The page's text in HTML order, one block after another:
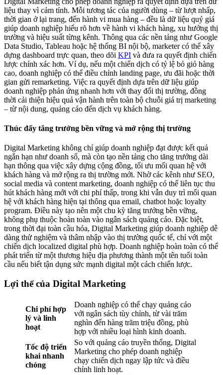
liệu thay vì cảm tính. Mỗi tương tác của người dùng – từ lượt nhấp,
thời gian ở lại trang, đến hành vi mua hàng – đều là dữ liệu quý giá
giúp doanh nghiệp hiểu rõ hơn về hành vi khách hàng, xu hướng thị
trường và hiệu suất từng kênh. Thông qua các nền tảng như Google
Data Studio, Tableau hoặc hệ thống BI nội bộ, marketer có thể xây
dựng dashboard trực quan, theo dõi KPI và đưa ra quyết định chiến
lược chính xác hơn. Ví dụ, nếu một chiến dịch có tỷ lệ bỏ giỏ hàng
cao, doanh nghiệp có thể điều chỉnh landing page, ưu đãi hoặc thời
gian gửi remarketing. Việc ra quyết định dựa trên dữ liệu giúp
doanh nghiệp phản ứng nhanh hơn với thay đổi thị trường, đồng
thời cải thiện hiệu quả vận hành trên toàn bộ chuỗi giá trị marketing
– từ nội dung, quảng cáo đến dịch vụ khách hàng.
Thúc đẩy tăng trưởng bền vững và mở rộng thị trường
Digital Marketing không chỉ giúp doanh nghiệp đạt được kết quả
ngắn hạn như doanh số, mà còn tạo nền tảng cho tăng trưởng dài
hạn thông qua việc xây dựng cộng đồng, tối ưu mối quan hệ với
khách hàng và mở rộng ra thị trường mới. Nhờ các kênh như SEO,
social media và content marketing, doanh nghiệp có thể liên tục thu
hút khách hàng mới với chi phí thấp, trong khi vẫn duy trì mối quan
hệ với khách hàng hiện tại thông qua email, chatbot hoặc loyalty
program. Điều này tạo nên một chu kỳ tăng trưởng bền vững,
không phụ thuộc hoàn toàn vào ngân sách quảng cáo. Đặc biệt,
trong thời đại toàn cầu hóa, Digital Marketing giúp doanh nghiệp dễ
dàng thử nghiệm và thâm nhập vào thị trường quốc tế, chỉ với một
chiến dịch localized digital phù hợp. Doanh nghiệp hoàn toàn có thể
phát triển từ một thương hiệu địa phương thành một tên tuổi toàn
cầu nếu biết tận dụng sức mạnh digital một cách chiến lược.
Lợi thế của Digital Marketing
Chi phí hợp
lý và linh
hoạt
Doanh nghiệp có thể chạy quảng cáo
với ngân sách tùy chỉnh, từ vài trăm
nghìn đến hàng trăm triệu đồng, phù
hợp với nhiều loại hình kinh doanh.
Tốc độ triển
khai nhanh
chóng
So với quảng cáo truyền thống, Digital
Marketing cho phép doanh nghiệp
chạy chiến dịch ngay lập tức và điều
chỉnh linh hoạt.